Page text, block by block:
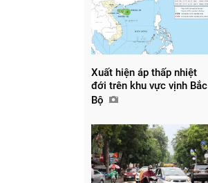
Xuất hiện áp thấp nhiệt
đới trên khu vực vịnh Bắc
Bộ